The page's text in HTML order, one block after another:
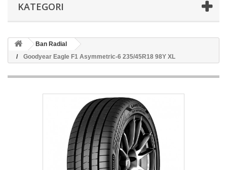
KATEGORI
Ban Radial
Goodyear Eagle F1 Asymmetric-6 235/45R18 98Y XL